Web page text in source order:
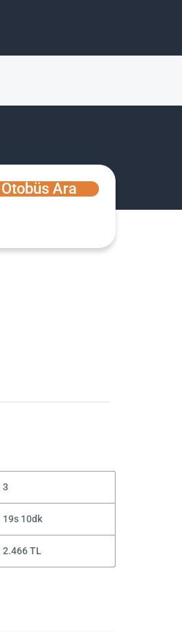
Otobüs Ara
3
19s 10dk
2.466 TL